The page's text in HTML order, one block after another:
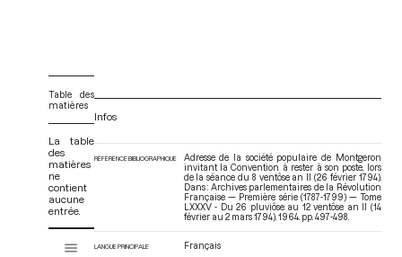
Table des
matières
La table
des
matières
ne
contient
aucune
entrée.
Tome LXXXV - Du 26 pluviôse au 12 ventôse an II (14 février au 2 mars
Infos
RÉFÉRENCE BIBLIOGRAPHIQUE
Adresse de la société populaire de Montgeron
invitant la Convention à rester à son poste, lors
de la séance du 8 ventôse an II (26 février 1794).
Dans : Archives parlementaires de la Révolution
Française — Première série (1787-1799) — Tome
LXXXV - Du 26 pluviôse au 12 ventôse an II (14
février au 2 mars 1794). 1964. pp. 497-498.
LANGUE PRINCIPALE Français